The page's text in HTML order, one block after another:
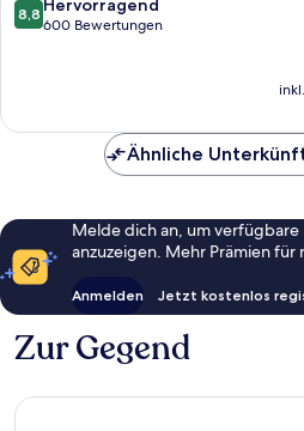
von
8,8 Hervorragend
600 Bewertungen
Ähnliche
Melde dich an, um
anzuzeigen. Mehr Prämien
Anmelden Jetzt kostenlos
Zur Gegend